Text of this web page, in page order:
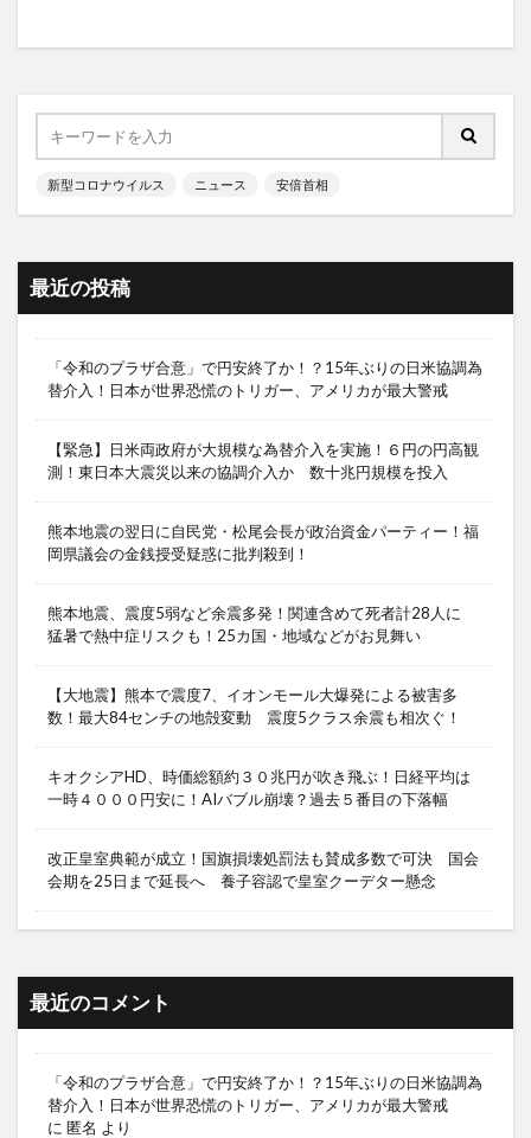
新型コロナウイルス ニュース 安倍首相
最近の投稿
「令和のプラザ合意」で円安終了か！？15年ぶりの日米協調為
替介入！日本が世界恐慌のトリガー、アメリカが最大警戒
【緊急】日米両政府が大規模な為替介入を実施！６円の円高観
測！東日本大震災以来の協調介入か 数十兆円規模を投入
熊本地震の翌日に自民党・松尾会長が政治資金パーティー！福
岡県議会の金銭授受疑惑に批判殺到！
熊本地震、震度5弱など余震多発！関連含めて死者計28人に
猛暑で熱中症リスクも！25カ国・地域などがお見舞い
【大地震】熊本で震度7、イオンモール大爆発による被害多
数！最大84センチの地殻変動 震度5クラス余震も相次ぐ！
キオクシアHD、時価総額約３０兆円が吹き飛ぶ！日経平均は
一時４０００円安に！AIバブル崩壊？過去５番目の下落幅
改正皇室典範が成立！国旗損壊処罰法も賛成多数で可決 国会
会期を25日まで延長へ 養子容認で皇室クーデター懸念
最近のコメント
「令和のプラザ合意」で円安終了か！？15年ぶりの日米協調為
替介入！日本が世界恐慌のトリガー、アメリカが最大警戒
に 匿名 より